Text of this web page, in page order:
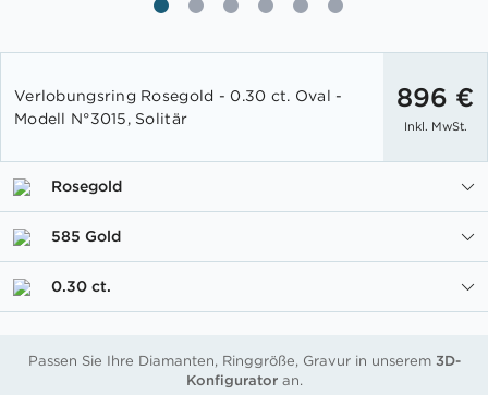
Anfang
der
Bildgalerie
Verlobungsring Rosegold - 0.30 ct. Oval -
Modell N°3015, Solitär
896 €
Inkl. MwSt.
Rosegold
585 Gold
0.30 ct.
Passen Sie Ihre Diamanten, Ringgröße, Gravur in unserem 3D-
Konfiguratoran.